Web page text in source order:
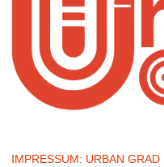
IMPRESSUM: URBAN GRAD